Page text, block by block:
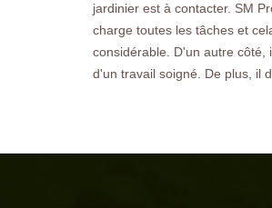
jardinier est à contacter. SM
charge toutes les tâches et
considérable. D'un autre côté,
d'un travail soigné. De plus, il